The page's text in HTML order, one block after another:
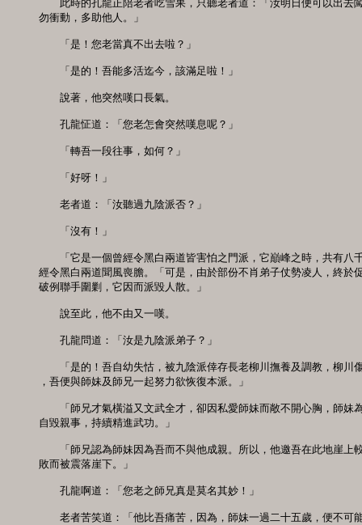
此時的孔龍正陪老者吃雪果，只聽老者道：「汝明日便可以出去
勿衝動，多助他人。」
「是！您老當真不出去啦？」
「是的！吾能多活迄今，該滿足啦！」
說著，他突然嘆口長氣。
孔龍怔道：「您老怎會突然嘆息呢？」
「轉吾一段往事，如何？」
「好呀！」
老者道：「汝聽過九陰派否？」
「沒有！」
「它是一個曾經令黑白兩道皆害怕之門派，它巔峰之時，共有八
經令黑白兩道聞風喪膽。「可是，由於部份不肖弟子仗勢凌人，終於
破例聯手圍剿，它因而派毀人散。」
說至此，他不由又一嘆。
孔龍問道：「汝是九陰派弟子？」
「是的！吾自幼失怙，被九陰派倖存長老柳川撫養及調教，柳川
，吾便與師妹及師兄一起努力欲恢復本派。」
「師兄才氣橫溢又文武全才，卻因私愛師妹而敞不開心胸，師妹
自毀親事，持續精進武功。」
「師兄認為師妹因為吾而不與他成親。所以，他邀吾在此地崖上
敗而被震落崖下。」
孔龍啊道：「您老之師兄真是莫名其妙！」
老者苦笑道：「他比吾痛苦，因為，師妹一過二十五歲，便不可